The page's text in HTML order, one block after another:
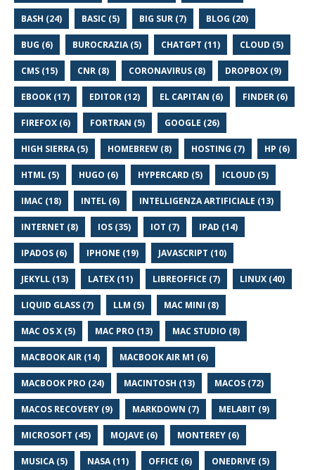
BASH (24) BASIC (5) BIG SUR (7) BLOG (20)
BUG (6) BUROCRAZIA (5) CHATGPT (11) CLOUD (5)
CMS (15) CNR (8) CORONAVIRUS (8) DROPBOX (9)
EBOOK (17) EDITOR (12) EL CAPITAN (6) FINDER (6)
FIREFOX (6) FORTRAN (5) GOOGLE (26)
HIGH SIERRA (5) HOMEBREW (8) HOSTING (7) HP (6)
HTML (5) HUGO (6) HYPERCARD (5) ICLOUD (5)
IMAC (18) INTEL (6) INTELLIGENZA ARTIFICIALE (13)
INTERNET (8) IOS (35) IOT (7) IPAD (14)
IPADOS (6) IPHONE (19) JAVASCRIPT (10)
JEKYLL (13) LATEX (11) LIBREOFFICE (7) LINUX (40)
LIQUID GLASS (7) LLM (5) MAC MINI (8)
MAC OS X (5) MAC PRO (13) MAC STUDIO (8)
MACBOOK AIR (14) MACBOOK AIR M1 (6)
MACBOOK PRO (24) MACINTOSH (13) MACOS (72)
MACOS RECOVERY (9) MARKDOWN (7) MELABIT (9)
MICROSOFT (45) MOJAVE (6) MONTEREY (6)
MUSICA (5) NASA (11) OFFICE (6) ONEDRIVE (5)